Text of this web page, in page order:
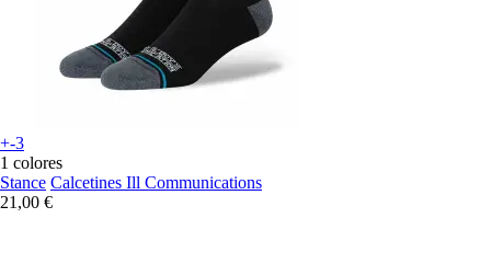
+-3
1 colores
Stance Calcetines Ill Communications
21,00 €